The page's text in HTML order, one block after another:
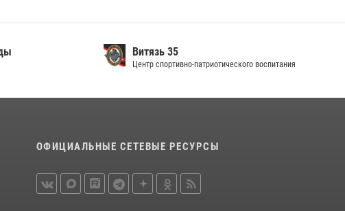
Витязь 35
Центр спортивно-патриотического воспитания
ОФИЦИАЛЬНЫЕ СЕТЕВЫЕ РЕСУРСЫ